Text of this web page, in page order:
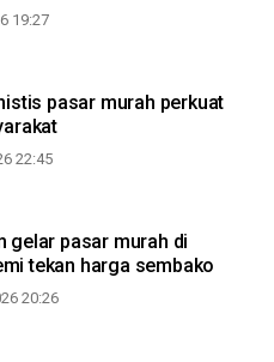
19:27
pasar murah perkuat
22:45
gelar pasar murah di
tekan harga sembako
20:26